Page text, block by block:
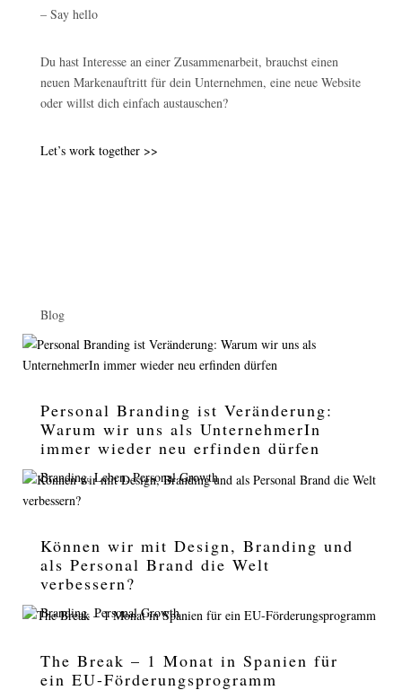
– Say hello
Du hast Interesse an einer Zusammenarbeit, brauchst einen
neuen Markenauftritt für dein Unternehmen, eine neue Website
oder willst dich einfach austauschen?
Let’s work together >>
Blog
Personal Branding ist Veränderung:
Warum wir uns als UnternehmerIn
immer wieder neu erfinden dürfen
Branding,Leben,Personal Growth
Können wir mit Design, Branding und
als Personal Brand die Welt
verbessern?
Branding,Personal Growth
The Break – 1 Monat in Spanien für
ein EU-Förderungsprogramm